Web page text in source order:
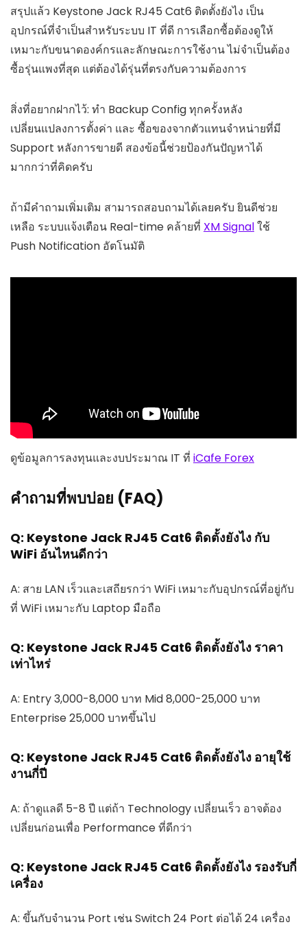
สรุปแล้ว Keystone Jack RJ45 Cat6 ติดตั้งยังไง เป็น
อุปกรณ์ที่จำเป็นสำหรับระบบ IT ที่ดี การเลือกซื้อต้องดูให้
เหมาะกับขนาดองค์กรและลักษณะการใช้งาน ไม่จำเป็นต้อง
ซื้อรุ่นแพงที่สุด แต่ต้องได้รุ่นที่ตรงกับความต้องการ
สิ่งที่อยากฝากไว้: ทำ Backup Config ทุกครั้งหลัง
เปลี่ยนแปลงการตั้งค่า และ ซื้อของจากตัวแทนจำหน่ายที่มี
Support หลังการขายดี สองข้อนี้ช่วยป้องกันปัญหาได้
มากกว่าที่คิดครับ
ถ้ามีคำถามเพิ่มเติม สามารถสอบถามได้เลยครับ ยินดีช่วย
เหลือ ระบบแจ้งเตือน Real-time คล้ายที่ XM Signalใช้
Push Notification อัตโนมัติ
ดูข้อมูลการลงทุนและงบประมาณ IT ที่ iCafe Forex
คำถามที่พบบ่อย (FAQ)
Q: Keystone Jack RJ45 Cat6 ติดตั้งยังไง กับ
WiFi อันไหนดีกว่า
A: สาย LAN เร็วและเสถียรกว่า WiFi เหมาะกับอุปกรณ์ที่อยู่กับ
ที่ WiFi เหมาะกับ Laptop มือถือ
Q: Keystone Jack RJ45 Cat6 ติดตั้งยังไง ราคา
เท่าไหร่
A: Entry 3,000-8,000 บาท Mid 8,000-25,000 บาท
Enterprise 25,000 บาทขึ้นไป
Q: Keystone Jack RJ45 Cat6 ติดตั้งยังไง อายุใช้
งานกี่ปี
A: ถ้าดูแลดี 5-8 ปี แต่ถ้า Technology เปลี่ยนเร็ว อาจต้อง
เปลี่ยนก่อนเพื่อ Performance ที่ดีกว่า
Q: Keystone Jack RJ45 Cat6 ติดตั้งยังไง รองรับกี่
เครื่อง
A: ขึ้นกับจำนวน Port เช่น Switch 24 Port ต่อได้ 24 เครื่อง